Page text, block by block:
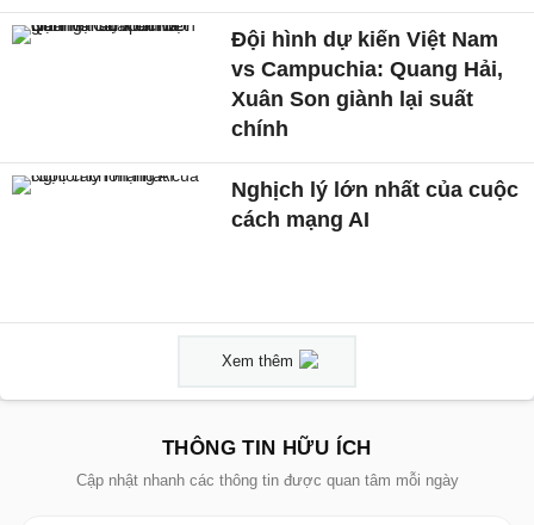
Đội hình dự kiến Việt Nam
vs Campuchia: Quang Hải,
Xuân Son giành lại suất
chính
Nghịch lý lớn nhất của cuộc
cách mạng AI
Xem thêm
THÔNG TIN HỮU ÍCH
Cập nhật nhanh các thông tin được quan tâm mỗi ngày